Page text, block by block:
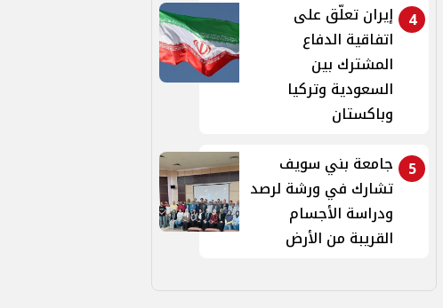
4
إيران تعلّق على
اتفاقية الدفاع
المشترك بين
السعودية وتركيا
وباكستان
5
جامعة بني سويف
تشارك في ورشة لرصد
ودراسة الأجسام
القريبة من الأرض